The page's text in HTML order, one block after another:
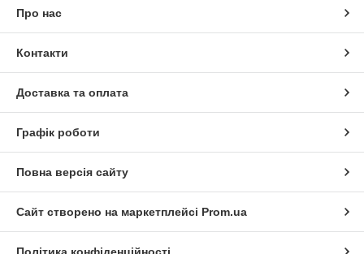
Про нас
Контакти
Доставка та оплата
Графік роботи
Повна версія сайту
Сайт створено на маркетплейсі Prom.ua